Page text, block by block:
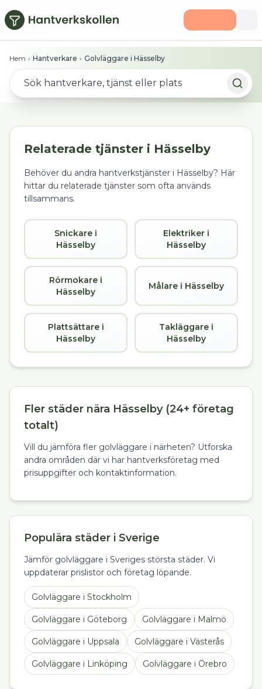
Hoppa till huvudinnehåll
Hem › Hantverkare › Golvläggare i Hässelby
Relaterade tjänster i Hässelby
Behöver du andra hantverkstjänster i Hässelby? Här
hittar du relaterade tjänster som ofta används
tillsammans.
Snickare i
Hässelby
Elektriker i
Hässelby
Rörmokare i
Hässelby
Målare i Hässelby
Plattsättare i
Hässelby
Takläggare i
Hässelby
Fler städer nära Hässelby (24+ företag
totalt)
Vill du jämföra fler golvläggare i närheten? Utforska
andra områden där vi har hantverksföretag med
prisuppgifter och kontaktinformation.
Populära städer i Sverige
Jämför golvläggare i Sveriges största städer. Vi
uppdaterar prislistor och företag löpande.
Golvläggare i Stockholm
Golvläggare i Göteborg Golvläggare i Malmö
Golvläggare i Uppsala Golvläggare i Västerås
Golvläggare i Linköping Golvläggare i Örebro